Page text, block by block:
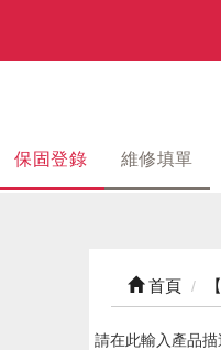
保固登錄 維修填單
首頁
請在此輸入產品描